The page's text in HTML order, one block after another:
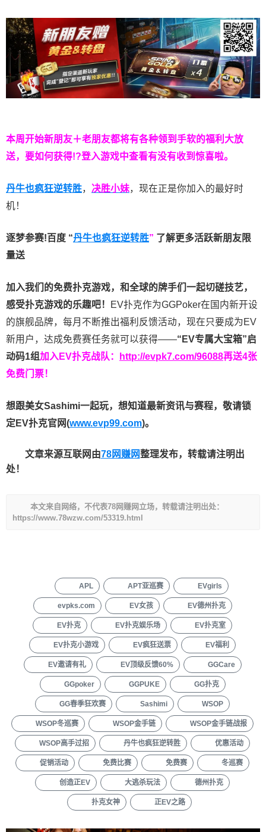
本周开始新朋友＋老朋友都将有各种领到手软的福利大放
送，要如何获得!?登入游戏中查看有没有收到惊喜啦。
丹牛也疯狂逆转胜， 决胜小妹，现在正是你加入的最好时
机！
逐梦参赛!百度 “丹牛也疯狂逆转胜” 了解更多活跃新朋友限
量送
加入我们的免费扑克游戏，和全球的牌手们一起切磋技艺，
感受扑克游戏的乐趣吧！
EV扑克作为GGPoker在国内新开设
的旗舰品牌，每月不断推出福利反馈活动，现在只要成为EV
新用户，达成免费赛任务就可以获得——“EV专属大宝箱”启
动码1组加入EV扑克战队： http://evpk7.com/96088再送4张
免费门票！
想跟美女Sashimi一起玩， 想知道最新资讯与赛程， 敬请锁
定EV扑克官网(www.evp99.com)。
文章来源互联网由78网赚网整理发布，转载请注明出
处！
本文来自网络，不代表78网赚网立场，转载请注明出处：
https://www.78wzw.com/53319.html
APL APT亚巡赛 EVgirls
evpks.com EV女孩 EV德州扑克
EV扑克 EV扑克娱乐场 EV扑克室
EV扑克小游戏 EV疯狂送票 EV福利
EV邀请有礼 EV顶级反馈60% GGCare
GGpoker GGPUKE GG扑克
GG春季狂欢赛 Sashimi WSOP
WSOP冬巡赛 WSOP金手链 WSOP金手链战报
WSOP高手过招 丹牛也疯狂逆转胜 优惠活动
促销活动 免费比赛 免费赛 冬巡赛
创造正EV 大逃杀玩法 德州扑克
扑克女神 正EV之路